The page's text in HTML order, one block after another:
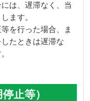
は、遅滞なく、当
ます。
を行った場合、ま
たときは遅滞な
止等）